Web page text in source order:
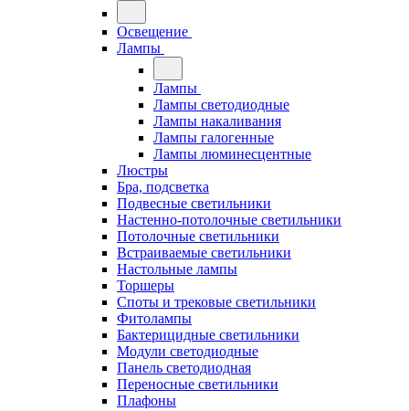
Освещение
Лампы
Лампы
Лампы светодиодные
Лампы накаливания
Лампы галогенные
Лампы люминесцентные
Люстры
Бра, подсветка
Подвесные светильники
Настенно-потолочные светильники
Потолочные светильники
Встраиваемые светильники
Настольные лампы
Торшеры
Споты и трековые светильники
Фитолампы
Бактерицидные светильники
Модули светодиодные
Панель светодиодная
Переносные светильники
Плафоны